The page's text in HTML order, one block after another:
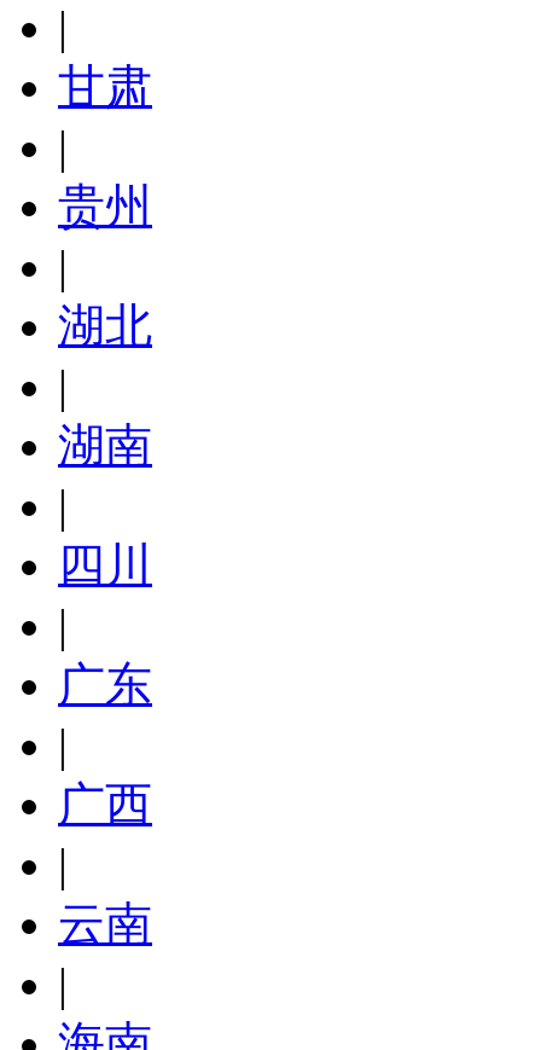
|
甘肃
|
贵州
|
湖北
|
湖南
|
四川
|
广东
|
广西
|
云南
|